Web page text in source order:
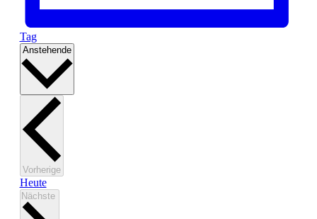
Tag
Anstehende Datum
VorherigeVeranstaltungen
Heute
Nächste